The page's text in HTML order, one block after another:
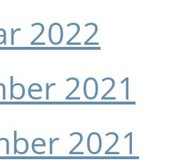
2022
2021
2021